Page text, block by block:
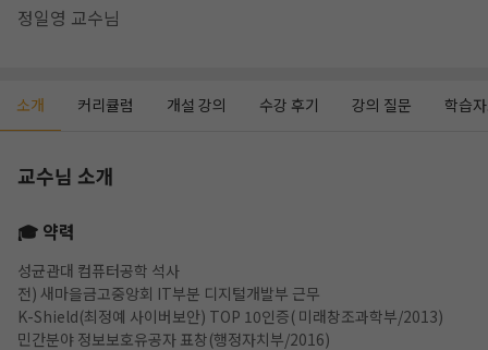
정일영 교수님
소개 커리큘럼 개설 강의 수강 후기 강의 질문 학습
교수님 소개
🎓 약력
성균관대 컴퓨터공학 석사
전) 새마을금고중앙회 IT부분 디지털개발부 근무
K-Shield(최정예 사이버보안) TOP 10인증( 미래창조과학부/2013)
민간분야 정보보호유공자 표창(행정자치부/2016)